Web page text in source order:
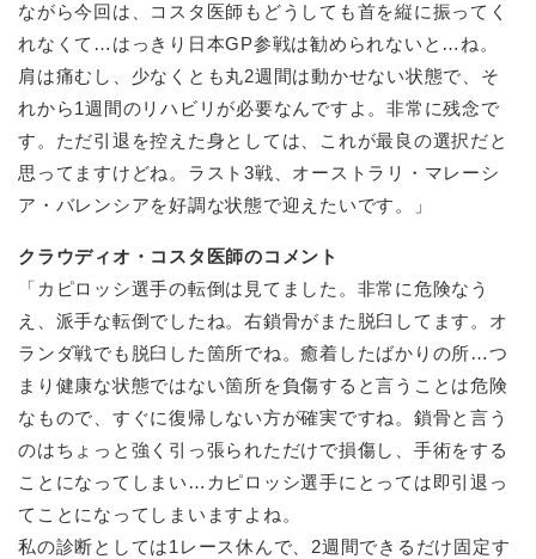
ながら今回は、コスタ医師もどうしても首を縦に振ってく
れなくて…はっきり日本GP参戦は勧められないと…ね。
肩は痛むし、少なくとも丸2週間は動かせない状態で、そ
れから1週間のリハビリが必要なんですよ。非常に残念で
す。ただ引退を控えた身としては、これが最良の選択だと
思ってますけどね。ラスト3戦、オーストラリ・マレーシ
ア・バレンシアを好調な状態で迎えたいです。」
クラウディオ・コスタ医師のコメント
「カピロッシ選手の転倒は見てました。非常に危険なう
え、派手な転倒でしたね。右鎖骨がまた脱臼してます。オ
ランダ戦でも脱臼した箇所でね。癒着したばかりの所…つ
まり健康な状態ではない箇所を負傷すると言うことは危険
なもので、すぐに復帰しない方が確実ですね。鎖骨と言う
のはちょっと強く引っ張られただけで損傷し、手術をする
ことになってしまい…カピロッシ選手にとっては即引退っ
てことになってしまいますよね。
私の診断としては1レース休んで、2週間できるだけ固定す